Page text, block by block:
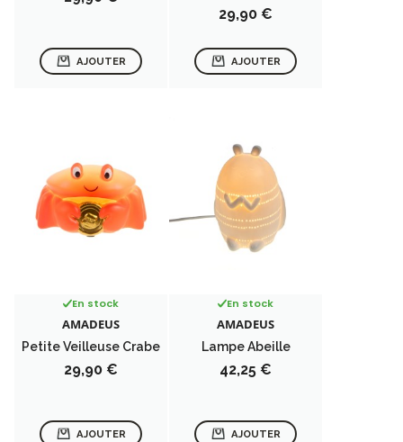
AJOUTER
Prix
29,90 €
AJOUTER
En stock
AMADEUS
Petite Veilleuse Crabe
Prix
29,90 €
AJOUTER
En stock
AMADEUS
Lampe Abeille
Prix
42,25 €
AJOUTER